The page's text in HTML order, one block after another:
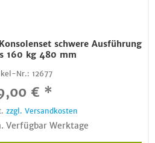
schwere Ausführung
160 kg 480 mm
Nr.: 12677
€ *
zzgl. Versandkosten
Verfügbar Werktage